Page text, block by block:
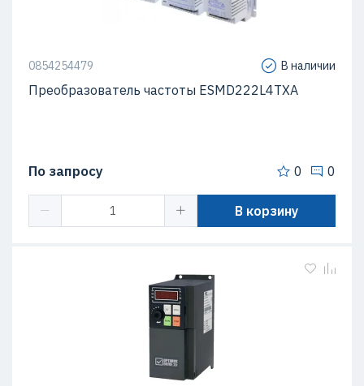
0854254479 В наличии
Преобразователь частоты ESMD222L4TXA
По запросу 0 0
В корзину